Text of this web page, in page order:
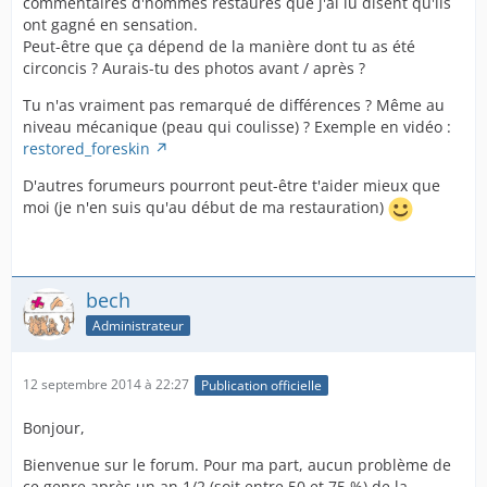
ont gagné en sensation.
Peut-être que ça dépend de la manière dont tu as été
circoncis ? Aurais-tu des photos avant / après ?
Tu n'as vraiment pas remarqué de différences ? Même au
niveau mécanique (peau qui coulisse) ? Exemple en vidéo :
restored_foreskin
D'autres forumeurs pourront peut-être t'aider mieux que
moi (je n'en suis qu'au début de ma restauration)
bech
Administrateur
12 septembre 2014 à 22:27 Publication officielle
Bonjour,
Bienvenue sur le forum. Pour ma part, aucun problème de